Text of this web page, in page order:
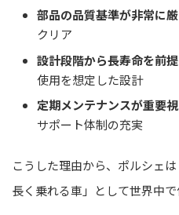
部品の品質基準が非常に
クリア
設計段階から長寿命を前
使用を想定した設計
定期メンテナンスが重要
サポート体制の充実
こうした理由から、ポルシェ
長く乗れる車」として世界中で